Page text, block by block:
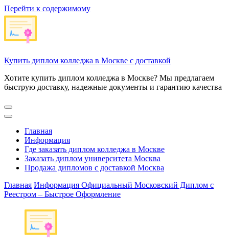
Перейти к содержимому
Купить диплом колледжа в Москве с доставкой
Хотите купить диплом колледжа в Москве? Мы предлагаем
быструю доставку, надежные документы и гарантию качества
Главная
Информация
Где заказать диплом колледжа в Москве
Заказать диплом университета Москва
Продажа дипломов с доставкой Москва
Главная Информация Официальный Московский Диплом с
Реестром – Быстрое Оформление